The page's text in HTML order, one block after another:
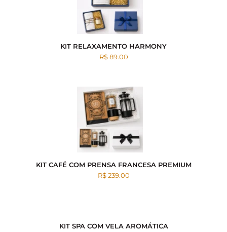
KIT RELAXAMENTO HARMONY
R$ 89.00
KIT CAFÉ COM PRENSA FRANCESA PREMIUM
R$ 239.00
KIT SPA COM VELA AROMÁTICA